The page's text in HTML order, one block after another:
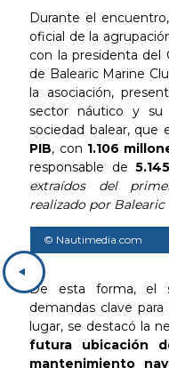
Durante el
oficial de la
con la presidenta del
de Balearic Marine
la asociación,
sector náutico y
sociedad balear,
PIB, con 1.106
responsable de
extraídos del
realizado por
© Nautimedia.com
De esta forma, el
demandas clave
lugar, se destacó la
futura ubicación
mantenimiento